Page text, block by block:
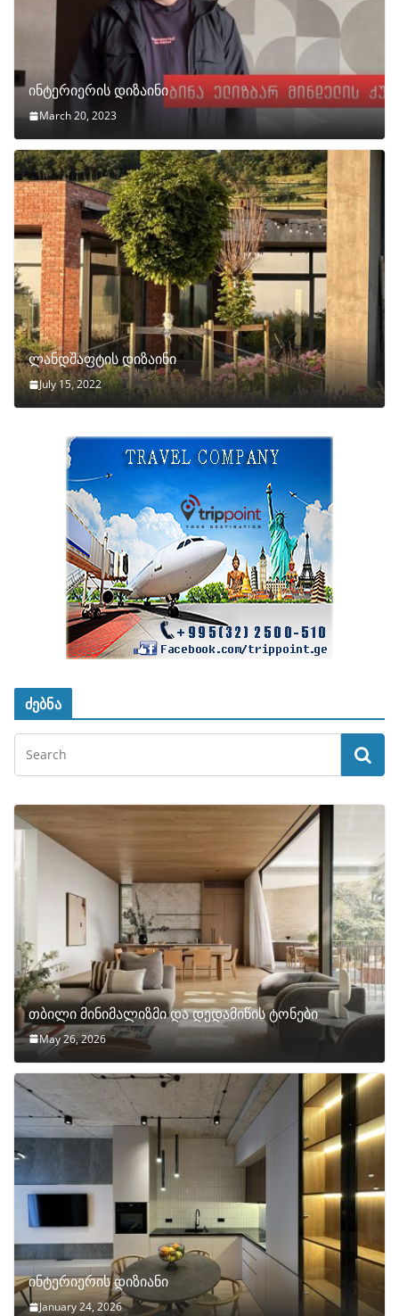
ინტერიერის დიზაინი
March 20, 2023
ლანდშაფტის დიზაინი
July 15, 2022
ძებნა
თბილი მინიმალიზმი და დედამიწის ტონები
May 26, 2026
ინტერიერის დიზიანი
January 24, 2026